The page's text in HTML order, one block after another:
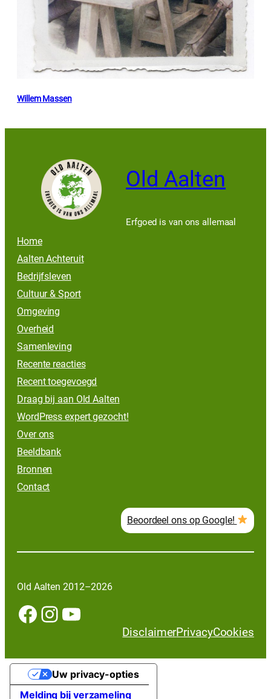
Willem Massen
Old Aalten
Erfgoed is van ons allemaal
Home
Aalten Achteruit
Bedrijfsleven
Cultuur & Sport
Omgeving
Overheid
Samenleving
Recente reacties
Recent toegevoegd
Draag bij aan Old Aalten
WordPress expert gezocht!
Over ons
Beeldbank
Bronnen
Contact
Beoordeel ons op Google!
Old Aalten 2012–2026
Facebook InstagramYouTube
DisclaimerPrivacyCookies
Melding bij verzameling
Uw privacy-opties